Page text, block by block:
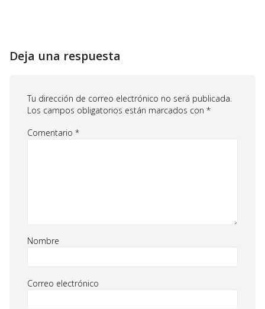
Deja una respuesta
Tu dirección de correo electrónico no será publicada.
Los campos obligatorios están marcados con *
Comentario *
Nombre
Correo electrónico